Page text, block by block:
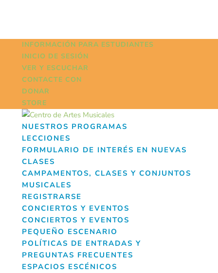
INFORMACIÓN PARA ESTUDIANTES
INICIO DE SESIÓN
VER Y ESCUCHAR
CONTACTE CON
DONAR
STORE
NUESTROS PROGRAMAS
LECCIONES
FORMULARIO DE INTERÉS EN NUEVAS
CLASES
CAMPAMENTOS, CLASES Y CONJUNTOS
MUSICALES
REGISTRARSE
CONCIERTOS Y EVENTOS
CONCIERTOS Y EVENTOS
PEQUEÑO ESCENARIO
POLÍTICAS DE ENTRADAS Y
PREGUNTAS FRECUENTES
ESPACIOS ESCÉNICOS